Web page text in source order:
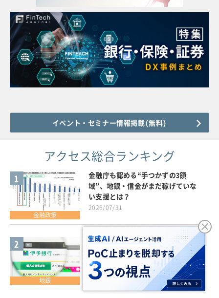
イベント・セミナー情報掲載(無料)
アクセス総合ランキング
1
金融政策
金融庁も認める“手つかずの3領
域”、地銀・信金がまだ稼げていな
い支援とは？
2026/07/31
2
地銀
好調なのに「いよぎん・愛媛銀」が
統合した理由、残された…四国地銀
サバイバル大解説
2026/08/05